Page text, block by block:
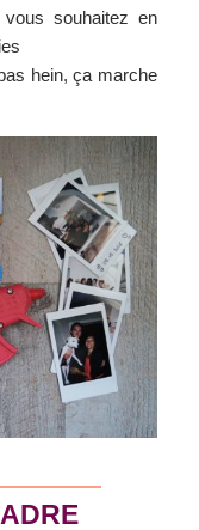
souhaitez en
hein, ça marche